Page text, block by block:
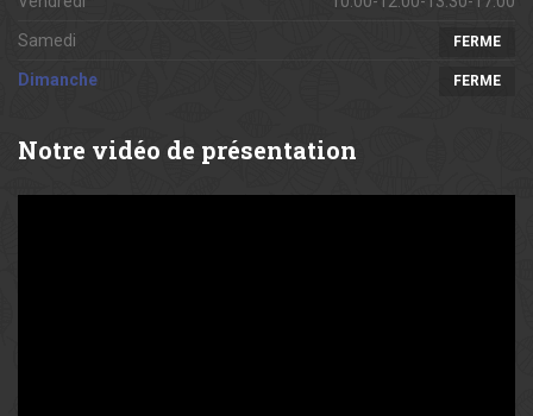
Samedi FERME
Dimanche FERME
Notre vidéo de présentation